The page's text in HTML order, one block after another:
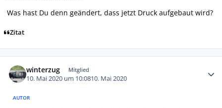
Was hast Du denn geändert, dass jetzt Druck aufgebaut wird?
Zitat
winterzug Mitglied
10. Mai 2020 um 10:0810. Mai 2020
AUTOR